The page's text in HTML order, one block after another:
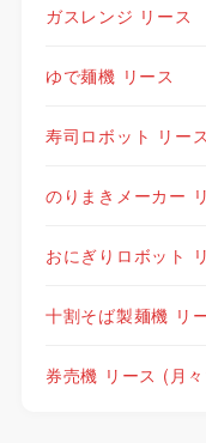
ガスレンジ リース
ゆで麺機 リース
寿司ロボット リース
のりまきメーカー
おにぎりロボット
十割そば製麺機 リ
券売機 リース (月